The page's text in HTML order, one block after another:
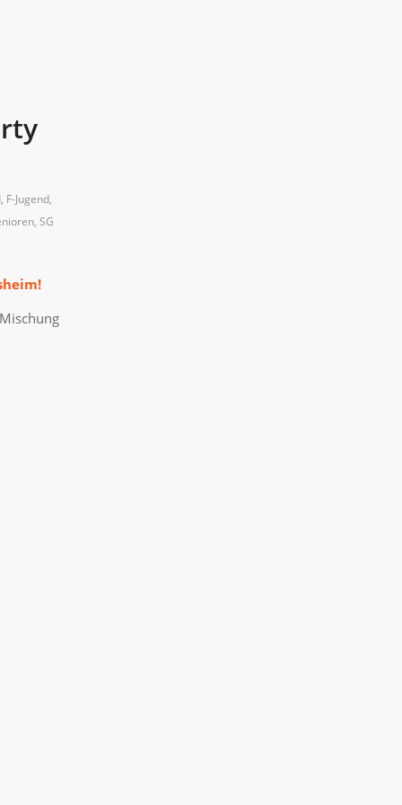
, F-Jugend,
, SG